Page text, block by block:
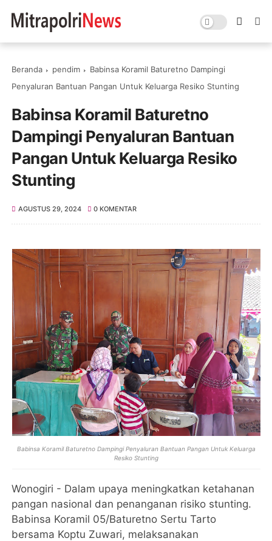
Beranda pendim
Babinsa Koramil Baturetno Dampingi
Penyaluran Bantuan Pangan Untuk Keluarga Resiko Stunting
Babinsa Koramil Baturetno
Dampingi Penyaluran Bantuan
Pangan Untuk Keluarga Resiko
Stunting
AGUSTUS 29, 2024 0 KOMENTAR
Babinsa Koramil Baturetno Dampingi Penyaluran Bantuan Pangan Untuk Keluarga
Resiko Stunting
Wonogiri - Dalam upaya meningkatkan ketahanan
pangan nasional dan penanganan risiko stunting.
Babinsa Koramil 05/Baturetno Sertu Tarto
bersama Koptu Zuwari, melaksanakan